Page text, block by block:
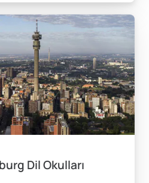
alarak, iş dünyasındaki
bir arada yaşama
ve
hedeflerinize ve
maksimum
Dil Okulları